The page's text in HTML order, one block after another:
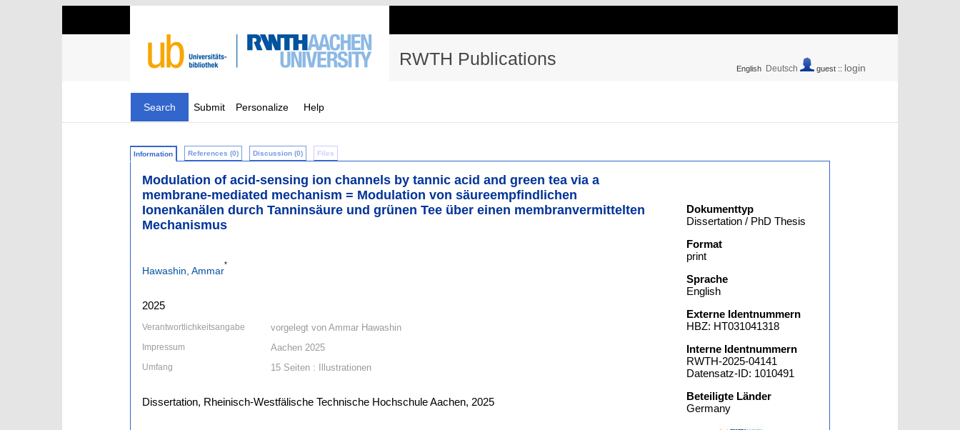
RWTH Publications English Deutsch guest :: login
Search Submit Personalize Help
Information References (0) Discussion (0) Files
Modulation of acid-sensing ion channels by tannic acid and green tea via a
membrane-mediated mechanism = Modulation von säureempfindlichen
Ionenkanälen durch Tanninsäure und grünen Tee über einen membranvermittelten
Mechanismus
Hawashin, Ammar
*
2025
Verantwortlichkeitsangabe vorgelegt von Ammar Hawashin
Impressum Aachen 2025
Umfang 15 Seiten : Illustrationen
Dissertation, Rheinisch-Westfälische Technische Hochschule Aachen, 2025
Dokumenttyp
Dissertation / PhD Thesis
Format
print
Sprache
English
Externe Identnummern
HBZ: HT031041318
Interne Identnummern
RWTH-2025-04141
Datensatz-ID: 1010491
Beteiligte Länder
Germany